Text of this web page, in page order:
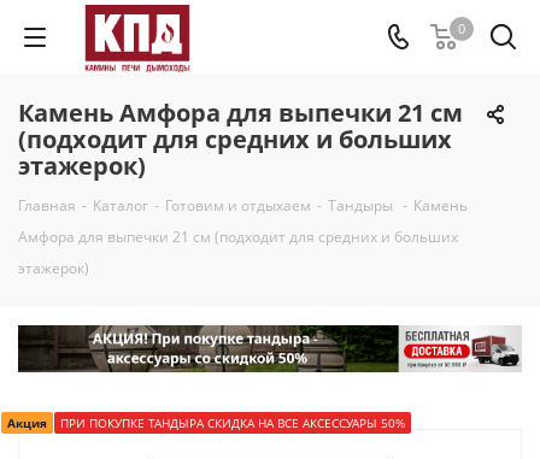
0
Камень Амфора для выпечки 21 см
(подходит для средних и больших
этажерок)
Главная - Каталог - Готовим и отдыхаем - Тандыры - Камень
Амфора для выпечки 21 см (подходит для средних и больших
этажерок)
Акция ПРИ ПОКУПКЕ ТАНДЫРА СКИДКА НА ВСЕ АКСЕССУАРЫ 50%